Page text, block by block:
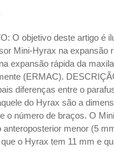
O objetivo deste artigo é
Mini-Hyrax na expansão
expansão rápida da
(ERMAC).
diferenças entre o
do Hyrax são a
o número de braços. O
anteroposterior menor (5
o Hyrax tem 11 mm e